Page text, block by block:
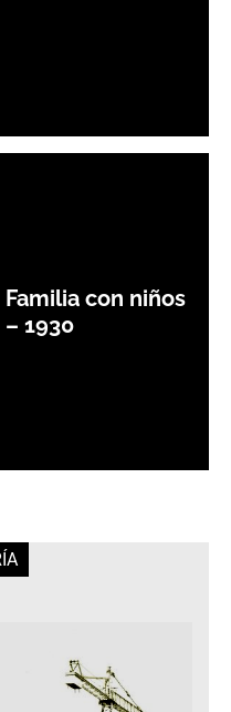
Familia con niños
– 1930